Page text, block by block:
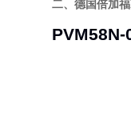
二、 德国倍加
PVM58N-